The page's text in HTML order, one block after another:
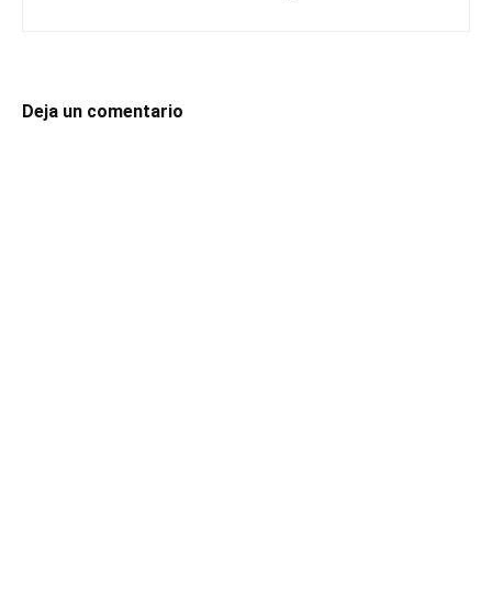
Deja un comentario